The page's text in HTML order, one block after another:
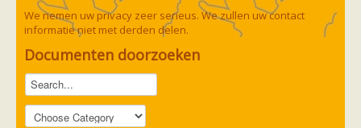
Grote rosse vleermuis
Ingekorven vleermuis
Kleine en grote hoefijzerneus
Laatvlieger
Meervleermuis
Noordse vleermuis
Rosse vleermuis
We nemen uw privacy zeer serieus. We zullen uw contact
informatie niet met derden delen.
Documenten doorzoeken